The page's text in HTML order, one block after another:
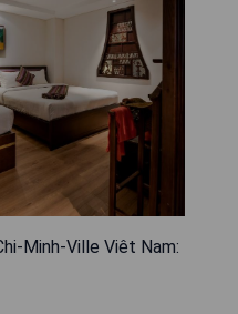
Minh-Ville Viêt Nam: